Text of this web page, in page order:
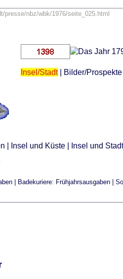
presse/nbz/wbk/1976/seite_025.html
Insel/Stadt| Bilder/Prospekte
Insel und Küste Insel und
| Badekuriere: Frühjahrsausgaben |